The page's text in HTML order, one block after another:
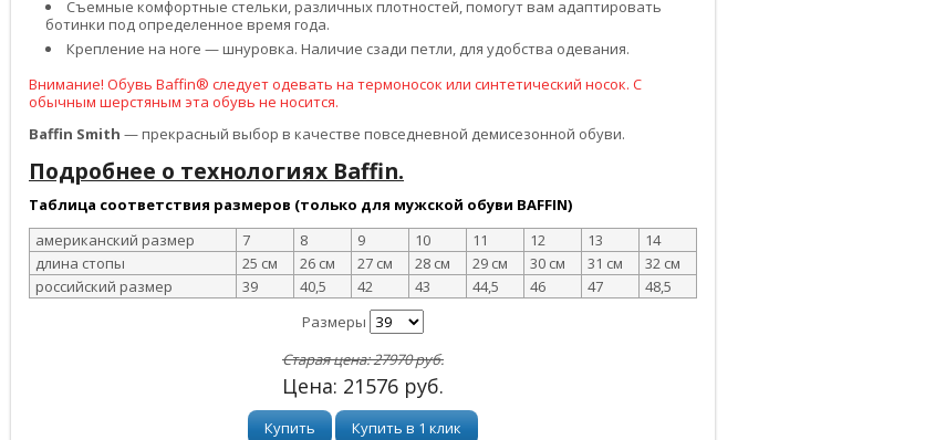
Съемные комфортные стельки, различных плотностей, помогут вам адаптировать
ботинки под определенное время года.
Крепление на ноге — шнуровка. Наличие сзади петли, для удобства одевания.
Внимание! Обувь Baffin® следует одевать на термоносок или синтетический носок. С
обычным шерстяным эта обувь не носится.
Baffin Smith — прекрасный выбор в качестве повседневной демисезонной обуви.
Подробнее о технологиях Baffin.
Таблица соответствия размеров (только для мужской обуви BAFFIN)
американский размер
7 8 9 10 11 12 13
14
длина стопы
25 см 26 см 27 см 28 см 29 см 30 см 31 см
32 см
российский размер
39 40,5 42 43 44,5 46 47
48,5
Размеры
Старая цена:27970руб.
Цена: 21576 руб.
Купить Купить в 1 клик